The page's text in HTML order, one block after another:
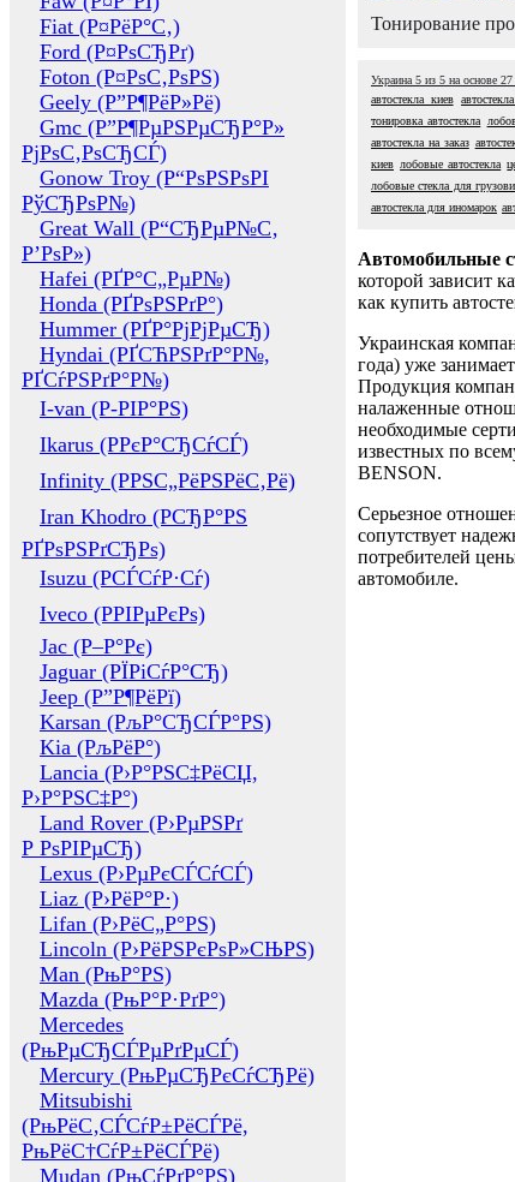
Fiat (Р¤РёР°С‚)
Ford (Р¤РѕСЂРґ)
Foton (Р¤РѕС‚РѕРЅ)
Geely (Р”Р¶РёР»Рё)
Gmc (Р”Р¶РµРЅРµСЂР°Р»
РјРѕС‚РѕСЂСЃ)
Gonow Troy (Р“РѕРЅРѕРІ
РўСЂРѕР№)
Great Wall (Р“СЂРµР№С‚
Р’РѕР»)
Hafei (РҐР°С„РµР№)
Honda (РҐРѕРЅРґР°)
Hummer (РҐР°РјРјРµСЂ)
Hyndai (РҐСЋРЅРґР°Р№,
РҐСѓРЅРґР°Р№)
I-van (Р-РІР°РЅ)
Ikarus (РРєР°СЂСѓСЃ)
Infinity (РРЅС„РёРЅРёС‚Рё)
Iran Khodro (РСЂР°РЅ
РҐРѕРЅРґСЂРѕ)
Isuzu (РСЃСѓР·Сѓ)
Iveco (РРІРµРєРѕ)
Jac (Р–Р°Рє)
Jaguar (РЇРіСѓР°СЂ)
Jeep (Р”Р¶РёРї)
Karsan (РљР°СЂСЃР°РЅ)
Kia (РљРёР°)
Lancia (Р›Р°РЅС‡РёСЏ,
Р›Р°РЅС‡Р°)
Land Rover (Р›РµРЅРґ
Р РѕРІРµСЂ)
Lexus (Р›РµРєСЃСѓСЃ)
Liaz (Р›РёР°Р·)
Lifan (Р›РёС„Р°РЅ)
Lincoln (Р›РёРЅРєРѕР»СЊРЅ)
Man (РњР°РЅ)
Mazda (РњР°Р·РґР°)
Mercedes
(РњРµСЂСЃРµРґРµСЃ)
Mercury (РњРµСЂРєСѓСЂРё)
Mitsubishi
(РњРёС‚СЃСѓР±РёСЃРё,
РњРёС†СѓР±РёСЃРё)
Mudan (РњСѓРґР°РЅ)
Тонирование
Украина 5 из 5 на основе 27
автостекла киев
тонировка автостекла
автостекла на заказ
киев лобовые автостекла
лобовые стекла для
автостекла для иномарок
Автомобильные
которой зависит
как купить
Украинская
года) уже
Продукция
налаженные
необходимые
известных по
BENSON.
Серьезное
сопутствует
потребителей
автомобиле.